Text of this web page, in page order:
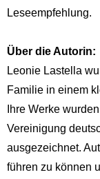
Leseempfehlung.
Über die Autorin:
Leonie Lastella
Familie in einem
Ihre Werke
Vereinigung
ausgezeichnet.
führen zu können